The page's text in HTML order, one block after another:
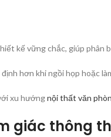
kế vững chắc, giúp
định hơn khi ngồi họp hoặc
xu hướngnội thất văn
giác thông